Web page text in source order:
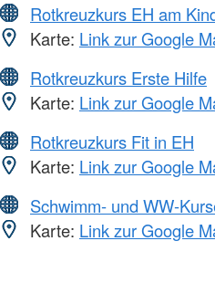
Rotkreuzkurs EH am
Karte: Link zur Google
Rotkreuzkurs Erste Hilfe
Karte: Link zur Google
Rotkreuzkurs Fit in EH
Karte: Link zur Google
Schwimm- und WW-
Karte: Link zur Google